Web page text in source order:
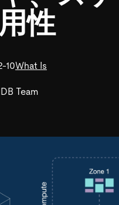
お問い合わせ
性
10What Is
Team